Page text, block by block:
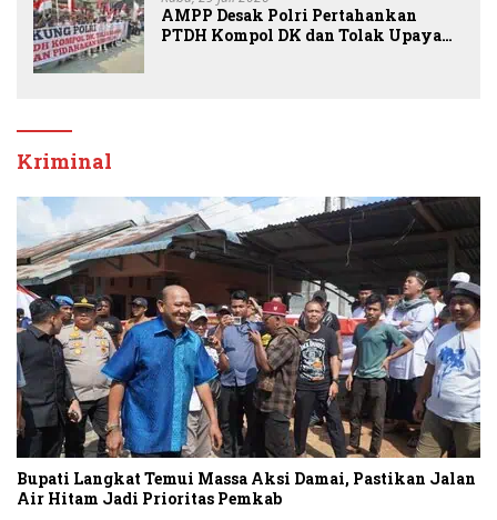
AMPP Desak Polri Pertahankan
PTDH Kompol DK dan Tolak Upaya
Kriminal
Bupati Langkat Temui Massa Aksi Damai, Pastikan Jalan
Air Hitam Jadi Prioritas Pemkab